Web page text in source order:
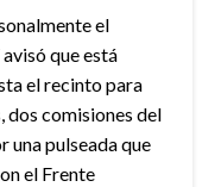
el
que está
el recinto para
dos comisiones del
una pulseada que
el Frente